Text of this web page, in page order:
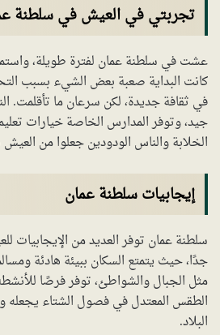
تجربتي في العيش في سلطنة
عشت في سلطنة عمان لفترة طويلة،
كانت البداية صعبة بعض الشيء بسبب
في ثقافة جديدة، لكن سرعان ما تأقلمت.
جيد، وتوفر المدارس الخاصة خيارات
الخلابة والناس الودودين جعلوا من
إيجابيات سلطنة عمان
سلطنة عمان توفر العديد من الإيجابيات
جدًا، حيث يتمتع السكان ببيئة هادئة
مثل الجبال والشواطئ، توفر فرصًا
الطقس المعتدل في فصول الشتاء يجعله
البلاد.